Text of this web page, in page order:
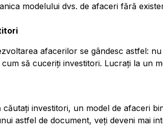
modelului dvs. de afaceri fără
afacerilor se gândesc astfel:
să cuceriți investitori. Lucrați la un
căutați investitori, un model de afaceri
astfel de document, veți deveni mai